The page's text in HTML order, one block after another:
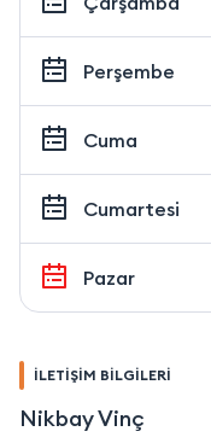
Perşembe
Cuma
Cumartesi
Pazar
İLETİŞİM BİLGİLERİ
Nikbay Vinç